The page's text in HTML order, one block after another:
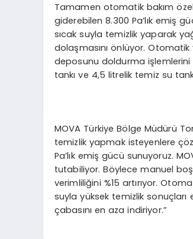
Tamamen otomatik bakım
giderebilen 8.300 Pa’lık emiş
sıcak suyla temizlik yaparak
dolaşmasını önlüyor.
deposunu doldurma işlemlerini
tankı ve 4,5 litrelik temiz su
MOVA Türkiye Bölge Müdürü
temizlik yapmak isteyenlere
Pa’lık emiş gücü sunuyoruz.
tutabiliyor. Böylece manuel
verimliliğini %15 artırıyor.
suyla yüksek temizlik sonuçları
çabasını en aza indiriyor.”